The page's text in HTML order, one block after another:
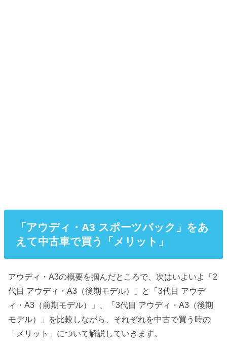
「アウディ・A3 スポーツバック」をあ
えて中古車で買う「メリット」
アウディ・A3の概要を掴んだところで、次はいよいよ「2
代目 アウディ・A3（後期モデル）」と「3代目 アウデ
ィ・A3（前期モデル）」、「3代目 アウディ・A3（後期
モデル）」を比較しながら、それぞれを中古で買う時の
「メリット」について解説していきます。